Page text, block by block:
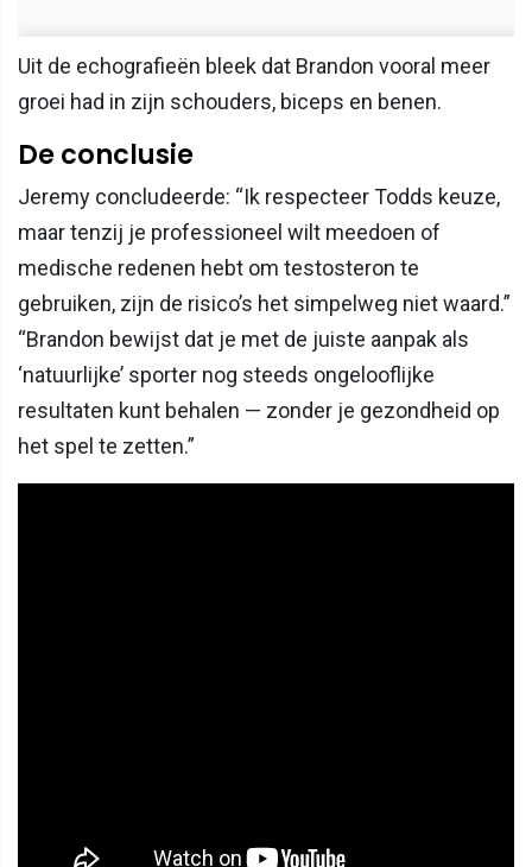
Uit de echografieën bleek dat Brandon vooral meer
groei had in zijn schouders, biceps en benen.
De conclusie
Jeremy concludeerde: “Ik respecteer Todds keuze,
maar tenzij je professioneel wilt meedoen of
medische redenen hebt om testosteron te
gebruiken, zijn de risico’s het simpelweg niet waard.”
“Brandon bewijst dat je met de juiste aanpak als
‘natuurlijke’ sporter nog steeds ongelooflijke
resultaten kunt behalen — zonder je gezondheid op
het spel te zetten.”